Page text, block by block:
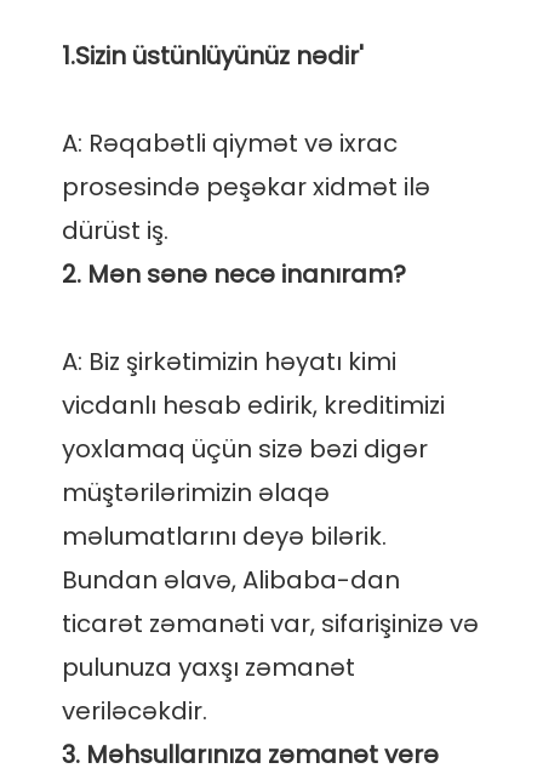
A: Rəqabətli qiymət və ixrac
prosesində peşəkar xidmət ilə
A: Biz şirkətimizin həyatı kimi
vicdanlı hesab edirik, kreditimizi
yoxlamaq üçün sizə bəzi digər
müştərilərimizin əlaqə
məlumatlarını deyə bilərik.
Bundan əlavə, Alibaba-dan
ticarət zəmanəti var, sifarişinizə və
pulunuza yaxşı zəmanət
3. Məhsullarınıza zəmanət verə